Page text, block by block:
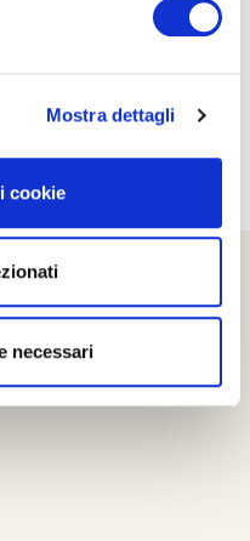
Mostra dettagli
cookie
necessari